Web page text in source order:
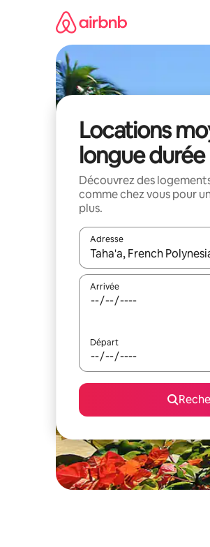
Locations
longue durée
Découvrez des
comme chez vous pour
plus.
Adresse
Lorsque les résultats
Arrivée
Départ